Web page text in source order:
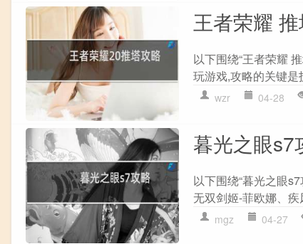
王者荣耀
以下围绕“王者荣耀
玩游戏,攻略的关键
wzr 04-28
暮光之眼s7
以下围绕“暮光之眼
无双剑姬-菲欧娜、
mgz 04-27